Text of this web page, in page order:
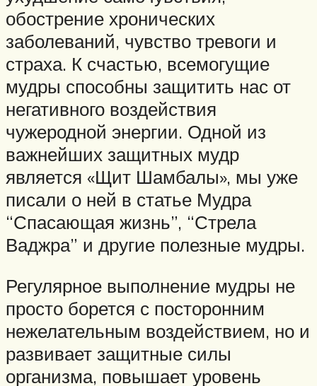
обострение хронических
заболеваний, чувство тревоги и
страха. К счастью, всемогущие
мудры способны защитить нас от
негативного воздействия
чужеродной энергии. Одной из
важнейших защитных мудр
является «Щит Шамбалы», мы уже
писали о ней в статье Мудра
“Спасающая жизнь”, “Стрела
Ваджра” и другие полезные мудры.
Регулярное выполнение мудры не
просто борется с посторонним
нежелательным воздействием, но и
развивает защитные силы
организма, повышает уровень